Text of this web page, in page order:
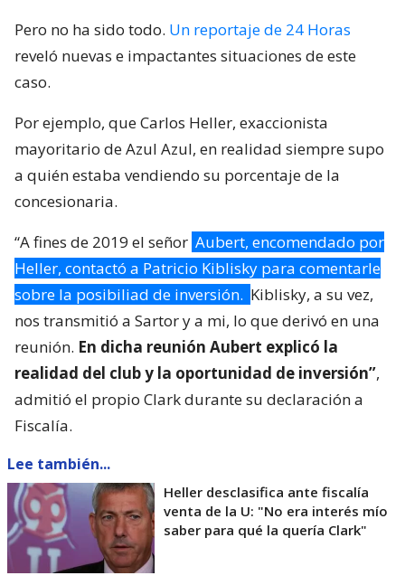
Pero no ha sido todo. Un reportaje de 24 Horas
reveló nuevas e impactantes situaciones de este
caso.
Por ejemplo, que Carlos Heller, exaccionista
mayoritario de Azul Azul, en realidad siempre supo
a quién estaba vendiendo su porcentaje de la
concesionaria.
“A fines de 2019 el señor Aubert, encomendado por
Heller, contactó a Patricio Kiblisky para comentarle
sobre la posibiliad de inversión. Kiblisky, a su vez,
nos transmitió a Sartor y a mi, lo que derivó en una
reunión. En dicha reunión Aubert explicó la
realidad del club y la oportunidad de inversión”,
admitió el propio Clark durante su declaración a
Fiscalía.
Lee también...
Heller desclasifica ante fiscalía
venta de la U: "No era interés mío
saber para qué la quería Clark"